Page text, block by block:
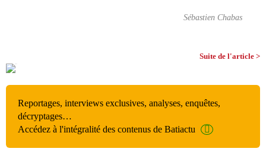
Sébastien Chabas
Suite de l'article >
Reportages, interviews exclusives, analyses, enquêtes,
décryptages…
Accédez à l'intégralité des contenus de Batiactu